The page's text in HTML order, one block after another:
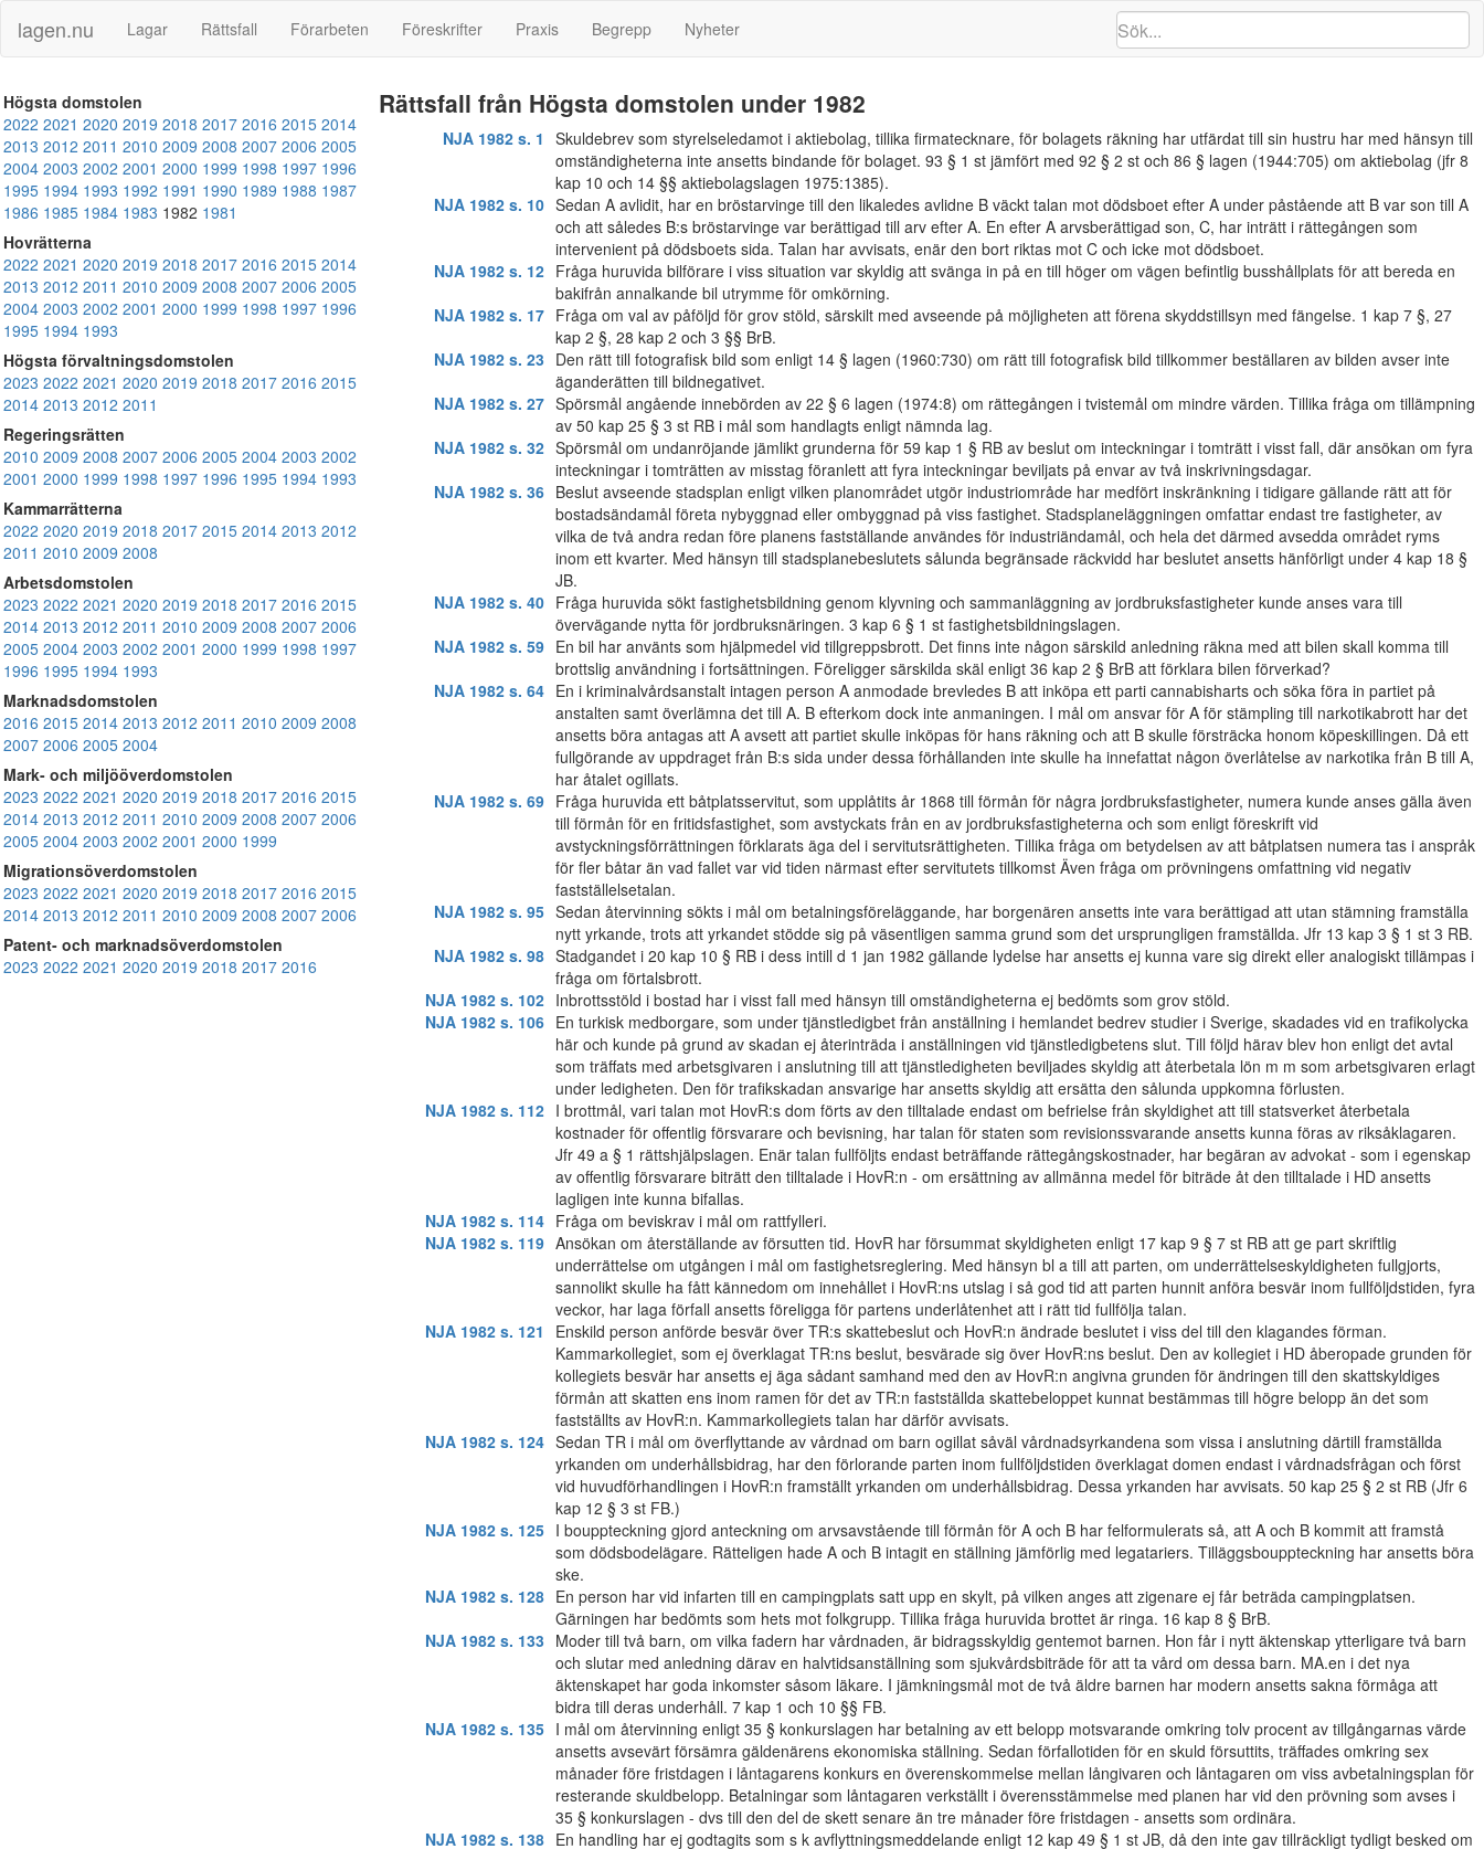
lagen.nu Lagar Rättsfall Förarbeten Föreskrifter Praxis Begrepp Nyheter
Högsta domstolen
2022 2021 2020 2019 2018 2017 2016 2015 2014
2013 2012 2011 2010 2009 2008 2007 2006 2005
2004 2003 2002 2001 2000 1999 1998 1997 1996
1995 1994 1993 1992 1991 1990 1989 1988 1987
1986 1985 1984 1983 1982 1981
Hovrätterna
2022 2021 2020 2019 2018 2017 2016 2015 2014
2013 2012 2011 2010 2009 2008 2007 2006 2005
2004 2003 2002 2001 2000 1999 1998 1997 1996
1995 1994 1993
Högsta förvaltningsdomstolen
2023 2022 2021 2020 2019 2018 2017 2016 2015
2014 2013 2012 2011
Regeringsrätten
2010 2009 2008 2007 2006 2005 2004 2003 2002
2001 2000 1999 1998 1997 1996 1995 1994 1993
Kammarrätterna
2022 2020 2019 2018 2017 2015 2014 2013 2012
2011 2010 2009 2008
Arbetsdomstolen
2023 2022 2021 2020 2019 2018 2017 2016 2015
2014 2013 2012 2011 2010 2009 2008 2007 2006
2005 2004 2003 2002 2001 2000 1999 1998 1997
1996 1995 1994 1993
Marknadsdomstolen
2016 2015 2014 2013 2012 2011 2010 2009 2008
2007 2006 2005 2004
Mark- och miljööverdomstolen
2023 2022 2021 2020 2019 2018 2017 2016 2015
2014 2013 2012 2011 2010 2009 2008 2007 2006
2005 2004 2003 2002 2001 2000 1999
Migrationsöverdomstolen
2023 2022 2021 2020 2019 2018 2017 2016 2015
2014 2013 2012 2011 2010 2009 2008 2007 2006
Patent- och marknadsöverdomstolen
2023 2022 2021 2020 2019 2018 2017 2016
Rättsfall från Högsta domstolen under 1982
NJA 1982 s. 1 Skuldebrev som styrelseledamot i aktiebolag, tillika firmatecknare, för bolagets räkning har utfärdat till sin hustru har med hänsyn till
omständigheterna inte ansetts bindande för bolaget. 93 § 1 st jämfört med 92 § 2 st och 86 § lagen (1944:705) om aktiebolag (jfr 8
kap 10 och 14 §§ aktiebolagslagen 1975:1385).
NJA 1982 s. 10 Sedan A avlidit, har en bröstarvinge till den likaledes avlidne B väckt talan mot dödsboet efter A under påstående att B var son till A
och att således B:s bröstarvinge var berättigad till arv efter A. En efter A arvsberättigad son, C, har inträtt i rättegången som
intervenient på dödsboets sida. Talan har avvisats, enär den bort riktas mot C och icke mot dödsboet.
NJA 1982 s. 12 Fråga huruvida bilförare i viss situation var skyldig att svänga in på en till höger om vägen befintlig busshållplats för att bereda en
bakifrån annalkande bil utrymme för omkörning.
NJA 1982 s. 17 Fråga om val av påföljd för grov stöld, särskilt med avseende på möjligheten att förena skyddstillsyn med fängelse. 1 kap 7 §, 27
kap 2 §, 28 kap 2 och 3 §§ BrB.
NJA 1982 s. 23 Den rätt till fotografisk bild som enligt 14 § lagen (1960:730) om rätt till fotografisk bild tillkommer beställaren av bilden avser inte
äganderätten till bildnegativet.
NJA 1982 s. 27 Spörsmål angående innebörden av 22 § 6 lagen (1974:8) om rättegången i tvistemål om mindre värden. Tillika fråga om tillämpning
av 50 kap 25 § 3 st RB i mål som handlagts enligt nämnda lag.
NJA 1982 s. 32 Spörsmål om undanröjande jämlikt grunderna för 59 kap 1 § RB av beslut om inteckningar i tomträtt i visst fall, där ansökan om fyra
inteckningar i tomträtten av misstag föranlett att fyra inteckningar beviljats på envar av två inskrivningsdagar.
NJA 1982 s. 36 Beslut avseende stadsplan enligt vilken planområdet utgör industriområde har medfört inskränkning i tidigare gällande rätt att för
bostadsändamål företa nybyggnad eller ombyggnad på viss fastighet. Stadsplaneläggningen omfattar endast tre fastigheter, av
vilka de två andra redan före planens fastställande användes för industriändamål, och hela det därmed avsedda området ryms
inom ett kvarter. Med hänsyn till stadsplanebeslutets sålunda begränsade räckvidd har beslutet ansetts hänförligt under 4 kap 18 §
JB.
NJA 1982 s. 40 Fråga huruvida sökt fastighetsbildning genom klyvning och sammanläggning av jordbruksfastigheter kunde anses vara till
övervägande nytta för jordbruksnäringen. 3 kap 6 § 1 st fastighetsbildningslagen.
NJA 1982 s. 59 En bil har använts som hjälpmedel vid tillgreppsbrott. Det finns inte någon särskild anledning räkna med att bilen skall komma till
brottslig användning i fortsättningen. Föreligger särskilda skäl enligt 36 kap 2 § BrB att förklara bilen förverkad?
NJA 1982 s. 64 En i kriminalvårdsanstalt intagen person A anmodade brevledes B att inköpa ett parti cannabisharts och söka föra in partiet på
anstalten samt överlämna det till A. B efterkom dock inte anmaningen. I mål om ansvar för A för stämpling till narkotikabrott har det
ansetts böra antagas att A avsett att partiet skulle inköpas för hans räkning och att B skulle försträcka honom köpeskillingen. Då ett
fullgörande av uppdraget från B:s sida under dessa förhållanden inte skulle ha innefattat någon överlåtelse av narkotika från B till A,
har åtalet ogillats.
NJA 1982 s. 69 Fråga huruvida ett båtplatsservitut, som upplåtits år 1868 till förmån för några jordbruksfastigheter, numera kunde anses gälla även
till förmån för en fritidsfastighet, som avstyckats från en av jordbruksfastigheterna och som enligt föreskrift vid
avstyckningsförrättningen förklarats äga del i servitutsrättigheten. Tillika fråga om betydelsen av att båtplatsen numera tas i anspråk
för fler båtar än vad fallet var vid tiden närmast efter servitutets tillkomst Även fråga om prövningens omfattning vid negativ
fastställelsetalan.
NJA 1982 s. 95 Sedan återvinning sökts i mål om betalningsföreläggande, har borgenären ansetts inte vara berättigad att utan stämning framställa
nytt yrkande, trots att yrkandet stödde sig på väsentligen samma grund som det ursprungligen framställda. Jfr 13 kap 3 § 1 st 3 RB.
NJA 1982 s. 98 Stadgandet i 20 kap 10 § RB i dess intill d 1 jan 1982 gällande lydelse har ansetts ej kunna vare sig direkt eller analogiskt tillämpas i
fråga om förtalsbrott.
NJA 1982 s. 102 Inbrottsstöld i bostad har i visst fall med hänsyn till omständigheterna ej bedömts som grov stöld.
NJA 1982 s. 106 En turkisk medborgare, som under tjänstledigbet från anställning i hemlandet bedrev studier i Sverige, skadades vid en trafikolycka
här och kunde på grund av skadan ej återinträda i anställningen vid tjänstledigbetens slut. Till följd härav blev hon enligt det avtal
som träffats med arbetsgivaren i anslutning till att tjänstledigheten beviljades skyldig att återbetala lön m m som arbetsgivaren erlagt
under ledigheten. Den för trafikskadan ansvarige har ansetts skyldig att ersätta den sålunda uppkomna förlusten.
NJA 1982 s. 112 I brottmål, vari talan mot HovR:s dom förts av den tilltalade endast om befrielse från skyldighet att till statsverket återbetala
kostnader för offentlig försvarare och bevisning, har talan för staten som revisionssvarande ansetts kunna föras av riksåklagaren.
Jfr 49 a § 1 rättshjälpslagen. Enär talan fullföljts endast beträffande rättegångskostnader, har begäran av advokat - som i egenskap
av offentlig försvarare biträtt den tilltalade i HovR:n - om ersättning av allmänna medel för biträde åt den tilltalade i HD ansetts
lagligen inte kunna bifallas.
NJA 1982 s. 114 Fråga om beviskrav i mål om rattfylleri.
NJA 1982 s. 119 Ansökan om återställande av försutten tid. HovR har försummat skyldigheten enligt 17 kap 9 § 7 st RB att ge part skriftlig
underrättelse om utgången i mål om fastighetsreglering. Med hänsyn bl a till att parten, om underrättelseskyldigheten fullgjorts,
sannolikt skulle ha fått kännedom om innehållet i HovR:ns utslag i så god tid att parten hunnit anföra besvär inom fullföljdstiden, fyra
veckor, har laga förfall ansetts föreligga för partens underlåtenhet att i rätt tid fullfölja talan.
NJA 1982 s. 121
Enskild person anförde besvär över TR:s skattebeslut och HovR:n ändrade beslutet i viss del till den klagandes förman.
Kammarkollegiet, som ej överklagat TR:ns beslut, besvärade sig över HovR:ns beslut. Den av kollegiet i HD åberopade grunden för
kollegiets besvär har ansetts ej äga sådant samhand med den av HovR:n angivna grunden för ändringen till den skattskyldiges
förmån att skatten ens inom ramen för det av TR:n fastställda skattebeloppet kunnat bestämmas till högre belopp än det som
fastställts av HovR:n. Kammarkollegiets talan har därför avvisats.
NJA 1982 s. 124 Sedan TR i mål om överflyttande av vårdnad om barn ogillat såväl vårdnadsyrkandena som vissa i anslutning därtill framställda
yrkanden om underhållsbidrag, har den förlorande parten inom fullföljdstiden överklagat domen endast i vårdnadsfrågan och först
vid huvudförhandlingen i HovR:n framställt yrkanden om underhållsbidrag. Dessa yrkanden har avvisats. 50 kap 25 § 2 st RB (Jfr 6
kap 12 § 3 st FB.)
NJA 1982 s. 125 I bouppteckning gjord anteckning om arvsavstående till förmån för A och B har felformulerats så, att A och B kommit att framstå
som dödsbodelägare. Rätteligen hade A och B intagit en ställning jämförlig med legatariers. Tilläggsbouppteckning har ansetts böra
ske.
NJA 1982 s. 128 En person har vid infarten till en campingplats satt upp en skylt, på vilken anges att zigenare ej får beträda campingplatsen.
Gärningen har bedömts som hets mot folkgrupp. Tillika fråga huruvida brottet är ringa. 16 kap 8 § BrB.
NJA 1982 s. 133 Moder till två barn, om vilka fadern har vårdnaden, är bidragsskyldig gentemot barnen. Hon får i nytt äktenskap ytterligare två barn
och slutar med anledning därav en halvtidsanställning som sjukvårdsbiträde för att ta vård om dessa barn. MA.en i det nya
äktenskapet har goda inkomster såsom läkare. I jämkningsmål mot de två äldre barnen har modern ansetts sakna förmåga att
bidra till deras underhåll. 7 kap 1 och 10 §§ FB.
NJA 1982 s. 135 I mål om återvinning enligt 35 § konkurslagen har betalning av ett belopp motsvarande omkring tolv procent av tillgångarnas värde
ansetts avsevärt försämra gäldenärens ekonomiska ställning. Sedan förfallotiden för en skuld försuttits, träffades omkring sex
månader före fristdagen i låntagarens konkurs en överenskommelse mellan långivaren och låntagaren om viss avbetalningsplan för
resterande skuldbelopp. Betalningar som låntagaren verkställt i överensstämmelse med planen har vid den prövning som avses i
35 § konkurslagen - dvs till den del de skett senare än tre månader före fristdagen - ansetts som ordinära.
NJA 1982 s. 138 En handling har ej godtagits som s k avflyttningsmeddelande enligt 12 kap 49 § 1 st JB, då den inte gav tillräckligt tydligt besked om